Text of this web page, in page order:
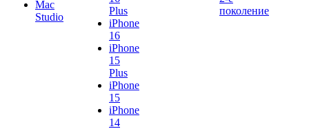
Mac
Studio
Plus
iPhone
16
iPhone
15
Plus
iPhone
15
iPhone
14
поколение